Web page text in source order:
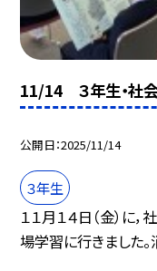
11/14 ３年生・社会
公開日 2025/11/14
３年生
１１月１４日（金）に
場学習に行きました。